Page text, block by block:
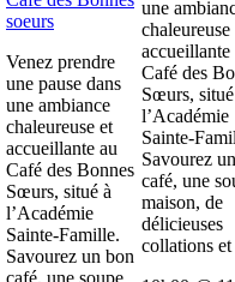
soeurs
Venez prendre
une pause dans
une ambiance
chaleureuse et
accueillante au
Café des Bonnes
Sœurs, situé à
l’Académie
Sainte-Famille.
Savourez un bon
une
chaleureuse
accueillante
Café des
Sœurs,
l’Académie
Sainte-
Savourez
café, une
maison, de
délicieuses
collations